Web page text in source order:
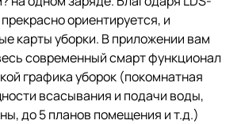
ориентируется, и
карты уборки. В приложении вам
современный смарт функционал
графика уборок (покомнатная
всасывания и подачи воды,
до 5 планов помещения и т.д.)